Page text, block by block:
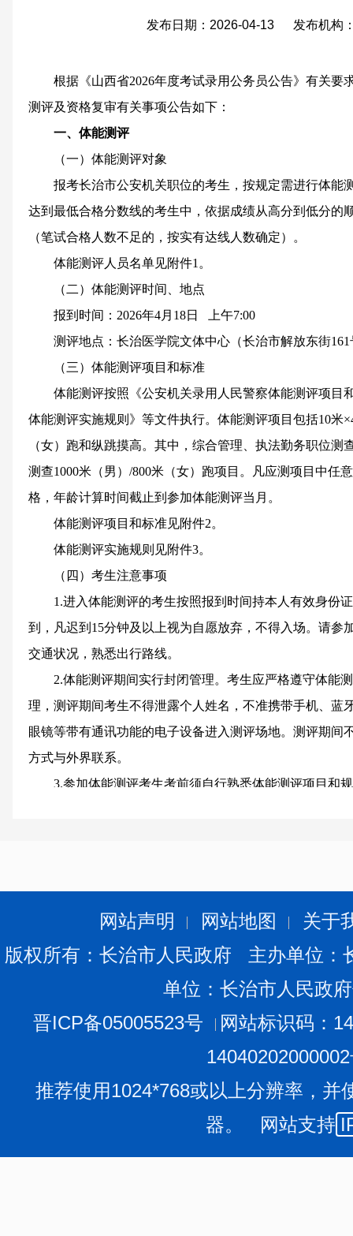
发布日期：2026-04-13 发布机构
根据《山西省2026年度考试录用公务员公告》有关要
测评及资格复审有关事项公告如下：
一、体能测评
（一）体能测评对象
报考长治市公安机关职位的考生，按规定需进行体能
达到最低合格分数线的考生中，依据成绩从高分到低分的
（笔试合格人数不足的，按实有达线人数确定）。
体能测评人员名单见附件1。
（二）体能测评时间、地点
报到时间：2026年4月18日 上午7:00
测评地点：长治医学院文体中心（长治市解放东街161
（三）体能测评项目和标准
体能测评按照《公安机关录用人民警察体能测评项目
体能测评实施规则》等文件执行。体能测评项目包括10米
（女）跑和纵跳摸高。其中，综合管理、执法勤务职位测
测查1000米（男）/800米（女）跑项目。凡应测项目中任
格，年龄计算时间截止到参加体能测评当月。
体能测评项目和标准见附件2。
体能测评实施规则见附件3。
（四）考生注意事项
1.进入体能测评的考生按照报到时间持本人有效身份
到，凡迟到15分钟及以上视为自愿放弃，不得入场。请参
交通状况，熟悉出行路线。
2.体能测评期间实行封闭管理。考生应严格遵守体能
理，测评期间考生不得泄露个人姓名，不准携带手机、蓝
眼镜等带有通讯功能的电子设备进入测评场地。测评期间
方式与外界联系。
3.参加体能测评考生考前须自行熟悉体能测评项目和
体原因不适宜参加体能测评的，考生应慎重考虑是否参
况，所产生的一切后果由考生本人承担。
6.体能测评成绩当日现场张榜公布，同时公布公安机
7.如因天气等不可抗拒的原因造成体能测评工作不能
（一）资格复审对象
面试前，市委组织部对拟面试人选进行资格复审。
网站声明 网站地图
关于
版权所有：长治市人民政府 主办单位
单位：长治市人民政
晋ICP备05005523号
网站标识码：
推荐使用1024*768或以上分辨率，并
器。 网站支持